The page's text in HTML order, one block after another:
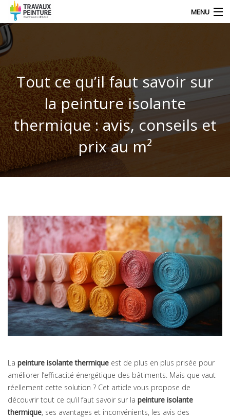
MENU
NOS DERNIERS ARTICLES
DÉCORATION
TRAVAUX
TECHNIQUE DE PEINTRE
CONTACT
Tout ce qu’il faut savoir sur
la peinture isolante
thermique : avis, conseils et
prix au m²
La peinture isolante thermique est de plus en plus prisée pour
améliorer l’efficacité énergétique des bâtiments. Mais que vaut
réellement cette solution ? Cet article vous propose de
découvrir tout ce qu’il faut savoir sur la peinture isolante
thermique, ses avantages et inconvénients, les avis des